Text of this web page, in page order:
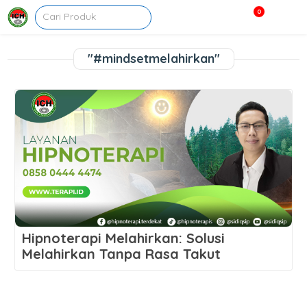
0
"#mindsetmelahirkan"
Hipnoterapi Melahirkan: Solusi
Melahirkan Tanpa Rasa Takut